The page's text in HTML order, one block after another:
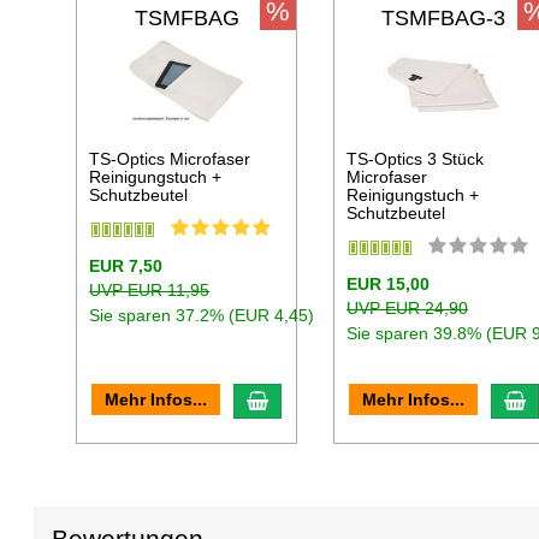
TSMFBAG
TS-Optics Microfaser
Reinigungstuch +
Schutzbeutel
EUR 7,50
UVP EUR 11,95
Sie sparen 37.2% (EUR 4,45)
Mehr Infos... In den Warenkorb
% TSMFBAG-3
TS-Optics 3 Stück
Microfaser
Reinigungstuch +
Schutzbeutel
EUR 15,00
UVP EUR 24,90
Sie sparen 39.8% (EUR
Mehr Infos...